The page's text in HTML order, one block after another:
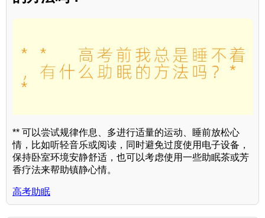
** 可以尝试规律作息、多进行适量的运动、睡前放松心
情，比如听轻音乐或阅读，同时避免过度使用电子设备，
保持卧室环境安静舒适，也可以考虑使用一些助眠茶或芳
香疗法来帮助镇静心情。
高考助眠